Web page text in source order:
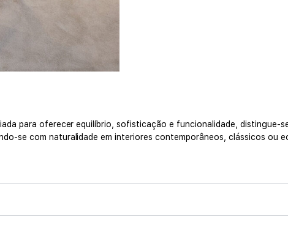
para oferecer equilíbrio, sofisticação e funcionalidade, distingue-
se com naturalidade em interiores contemporâneos, clássicos ou